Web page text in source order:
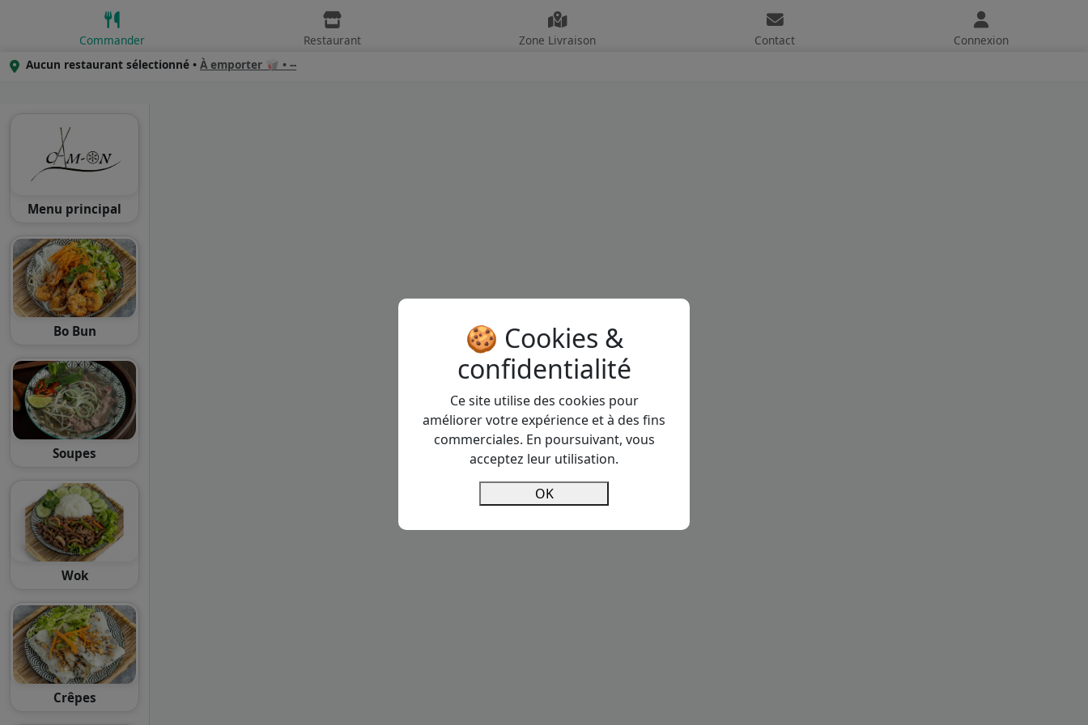
Commander Restaurant Zone Livraison Contact
Connexion
Aucun restaurant sélectionné • À emporter 🥡 • --
🍪 Cookies &
confidentialité
Ce site utilise des cookies pour
améliorer votre expérience et à des fins
commerciales. En poursuivant, vous
acceptez leur utilisation.
OK
Menu principal
Bo Bun
Soupes
Wok
Crêpes